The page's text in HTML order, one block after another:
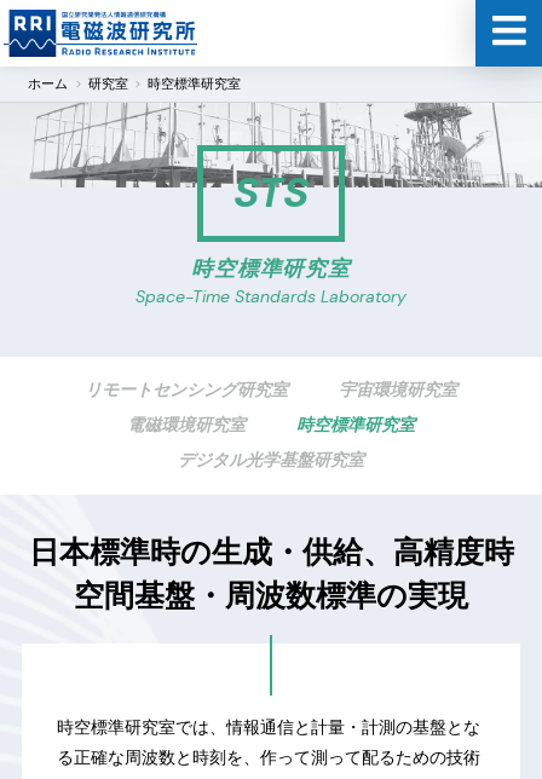
ホーム 研究室 時空標準研究室
STS
時空標準研究室
Space-Time Standards Laboratory
リモートセンシング研究室
宇宙環境研究室
電磁環境研究室
時空標準研究室
デジタル光学基盤研究室
日本標準時の生成・供給、 高精度時
空間基盤・周波数標準の実現
時空標準研究室では、情報通信と計量・計測の基盤とな
る正確な周波数と時刻を、作って測って配るための技術